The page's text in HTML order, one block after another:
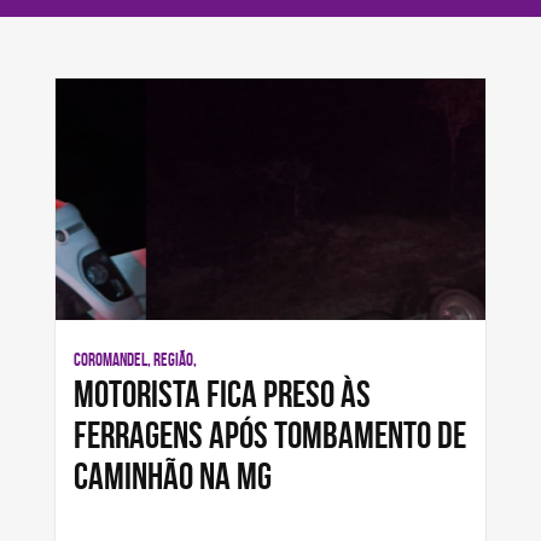
COROMANDEL, REGIÃO,
Motorista fica preso às
ferragens após tombamento de
caminhão na MG